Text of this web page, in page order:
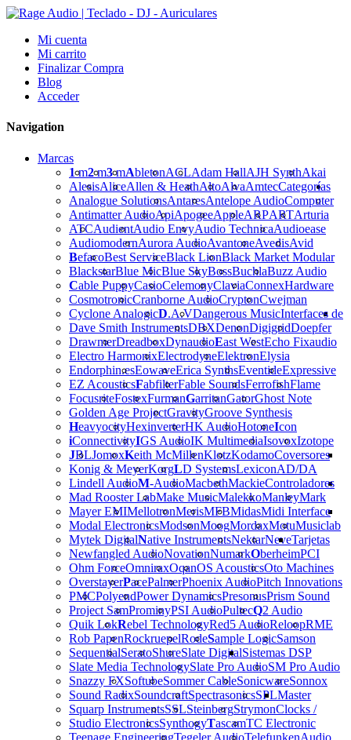
Mi cuenta
Mi carrito
Finalizar Compra
Blog
Acceder
Navigation
Marcas
1m2m3mAbletonACLAdam HallAJH SynthAkai
AlesisAliceAllen & HeathAltoAlvaAmtec
Analogue SolutionsAntaresAntelope Audio
Antimatter AudioApiApogeeAppleARPARTArturia
ATCAudientAudio EnvyAudio TechnicaAudioease
AudiomodernAurora AudioAvantoneAvedisAvid
BefacoBest ServiceBlack LionBlack Market Modular
BlackstarBlue MicBlue SkyBossBuchlaBuzz Audio
Cable PuppyCasioCelemonyClaviaConnex
CosmotronicCranborne AudioCryptonCwejman
Cyclone AnalogicD.A.VDangerous Music
Dave Smith InstrumentsDBXDenonDigigridDoepfer
DrawmerDreadboxDynaudioEast WestEcho Fix
Electro HarmonixElectrodyneElektronElysia
Endorphin.esEowaveErica SynthsEventideExpressive
EZ AcousticsFabfilterFable SoundsFerrofishFlame
FocusriteFostexFurmanGarritanGatorGhost Note
Golden Age ProjectGravityGroove Synthesis
HeavyocityHexinverterHK AudioHotoneIcon
iConnectivityIGS AudioIK MultimediaIsovoxIzotope
JBLJomoxKeith McMillenKlotzKodamo
Konig & MeyerKorgLD SystemsLexicon
Lindell AudioM-AudioMacbethMackie
Mad Rooster LabMake MusicMalekkoManleyMark
Mayer EMIMellotronMerisMFBMidas
Modal ElectronicsModsonMoogMordaxMotuMusiclab
Mytek DigitalNative InstrumentsNektarNeve
Newfangled AudioNovationNumarkOberheim
Ohm ForceOmniraxOqanOS AcousticsOto Machines
OverstayerPacePalmerPhoenix AudioPitch Innovations
PMCPolyendPower DynamicsPresonusPrism Sound
Project SamProminyPSI AudioPultecQ2 Audio
Quik LokRebel TechnologyRed5 AudioReloopRME
Rob PapenRockruepelRodeSample LogicSamson
SequentialSeratoShureSlate Digital
Slate Media TechnologySlate Pro AudioSM Pro Audio
Snazzy FXSoftubeSommer CableSonicwareSonnox
Sound RadixSoundcraftSpectrasonicsSPL
Squarp InstrumentsSSLSteinbergStrymon
Studio ElectronicsSynthogyTascamTC Electronic
Teenage EngineeringTegeler AudioTelefunken
Categorías
Computer
Hardware
Interfaces de
audio
Coversores
AD/DA
Controladores
Midi Interface
Tarjetas
PCI
Sistemas DSP
Master
Clocks /
Audio